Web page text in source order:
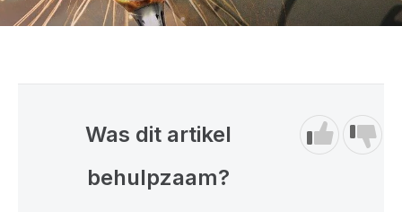
Was dit artikel
behulpzaam?